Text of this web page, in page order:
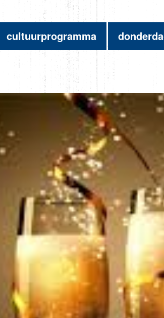
cultuurprogramma